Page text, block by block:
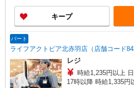
キープ
パート
ライフアクトピア北赤羽店（店舗コード
レジ
時給1,235円以上 日曜・祝日 時給1,335円以上
17時以降 時給1,335円